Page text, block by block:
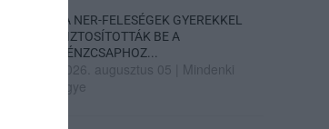
„A NER-FELESÉGEK GYEREKKEL
BIZTOSÍTOTTÁK BE A
PÉNZCSAPHOZ...
2026. augusztus 05
Mindenki
ügye